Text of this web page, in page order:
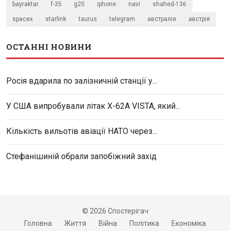
bayraktar f-35 g20 iphone navi shahed-136
spacex starlink taurus telegram австралія австрія
ОСТАННІ НОВИНИ
Росія вдарила по залізничній станції у...
У США випробували літак X-62A VISTA, який...
Кількість вильотів авіації НАТО через...
Стефанішиній обрали запобіжний захід
© 2026 Спостерігач
Головна
Життя Війна Політика Економіка